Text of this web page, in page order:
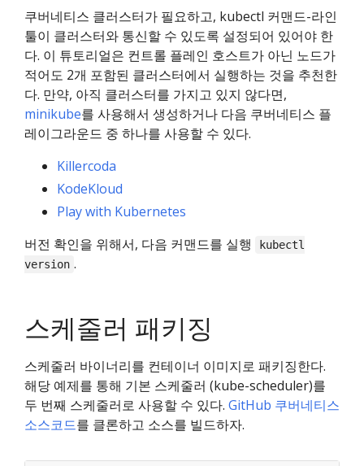
쿠버네티스 클러스터가 필요하고, kubectl 커맨드-라인
툴이 클러스터와 통신할 수 있도록 설정되어 있어야 한
다. 이 튜토리얼은 컨트롤 플레인 호스트가 아닌 노드가
적어도 2개 포함된 클러스터에서 실행하는 것을 추천한
다. 만약, 아직 클러스터를 가지고 있지 않다면,
minikube를 사용해서 생성하거나 다음 쿠버네티스 플
레이그라운드 중 하나를 사용할 수 있다.
Killercoda
KodeKloud
Play with Kubernetes
버전 확인을 위해서, 다음 커맨드를 실행
kubectl
version .
스케줄러 패키징
스케줄러 바이너리를 컨테이너 이미지로 패키징한다.
해당 예제를 통해 기본 스케줄러 (kube-scheduler)를
두 번째 스케줄러로 사용할 수 있다. GitHub 쿠버네티스
소스코드를 클론하고 소스를 빌드하자.